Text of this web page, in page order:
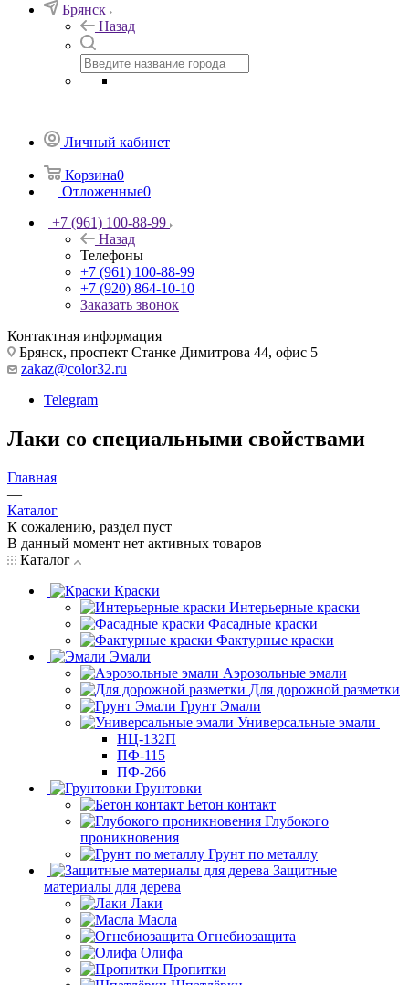
Брянск
Назад
Личный кабинет
Корзина0
Отложенные0
+7 (961) 100-88-99
Назад
Телефоны
+7 (961) 100-88-99
+7 (920) 864-10-10
Заказать звонок
Контактная информация
Брянск, проспект Станке Димитрова 44, офис 5
zakaz@color32.ru
Telegram
Лаки со специальными свойствами
Главная
—
Каталог
К сожалению, раздел пуст
В данный момент нет активных товаров
Каталог
Краски
Интерьерные краски
Фасадные краски
Фактурные краски
Эмали
Аэрозольные эмали
Для дорожной разметки
Грунт Эмали
Универсальные эмали
НЦ-132П
ПФ-115
ПФ-266
Грунтовки
Бетон контакт
Глубокого
проникновения
Грунт по металлу
Защитные
материалы для дерева
Лаки
Масла
Огнебиозащита
Олифа
Пропитки